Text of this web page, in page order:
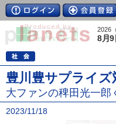
2026
8月9
豊川豊サプライズ
大ファンの稗田光一
2023/11/18